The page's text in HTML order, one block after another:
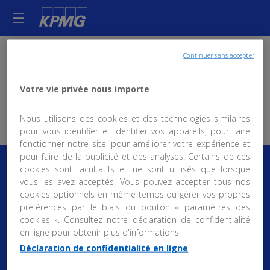
JK
Mention d'information :
BT10-9 - Recueil et traitement des données à
caractère personnel
Déclaration de confidentialité générale
Votre vie privée nous importe
Nous utilisons des cookies et des technologies similaires
pour vous identifier et identifier vos appareils, pour faire
fonctionner notre site, pour améliorer votre expérience et
pour faire de la publicité et des analyses. Certains de ces
cookies sont facultatifs et ne sont utilisés que lorsque
vous les avez acceptés. Vous pouvez accepter tous nos
cookies optionnels en même temps ou gérer vos propres
préférences par le biais du bouton « paramètres des
cookies ». Consultez notre déclaration de confidentialité
en ligne pour obtenir plus d'informations.
Déclaration de confidentialité en ligne
Continuer sans accepter